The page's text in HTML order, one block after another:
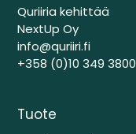
Quriiria kehittää
NextUp Oy
info@quriiri.fi
+358 (0)10 349 3800
Tuote